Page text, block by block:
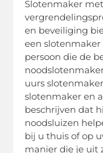
Slotenmaker
en beveiliging
een
persoon die de
uurs
slotenmaker en
beschrijven dat
noodsluizen
bij u thuis of op
manier die je uit